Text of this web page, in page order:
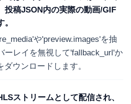
投稿JSON内の実際の動画/GIF
や'preview.images'を抽
ーレイを無視して'fallback_url'か
ウンロードします。
ストリームとして配信され、